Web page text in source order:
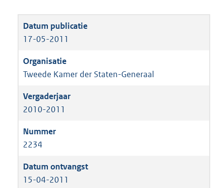
17-05-2011
Tweede Kamer der Staten-Generaal
2010-2011
2234
15-04-2011